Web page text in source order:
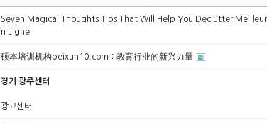
Seven Magical Thoughts Tips That Will Help You Declutter Meilleur
n Ligne
硕本培训机构peixun10.com：教育行业的新兴力量
경기 광주센터
광교센터